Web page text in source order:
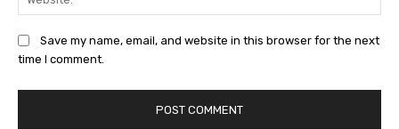
Save my name, email, and website in this browser for the next
time I comment.